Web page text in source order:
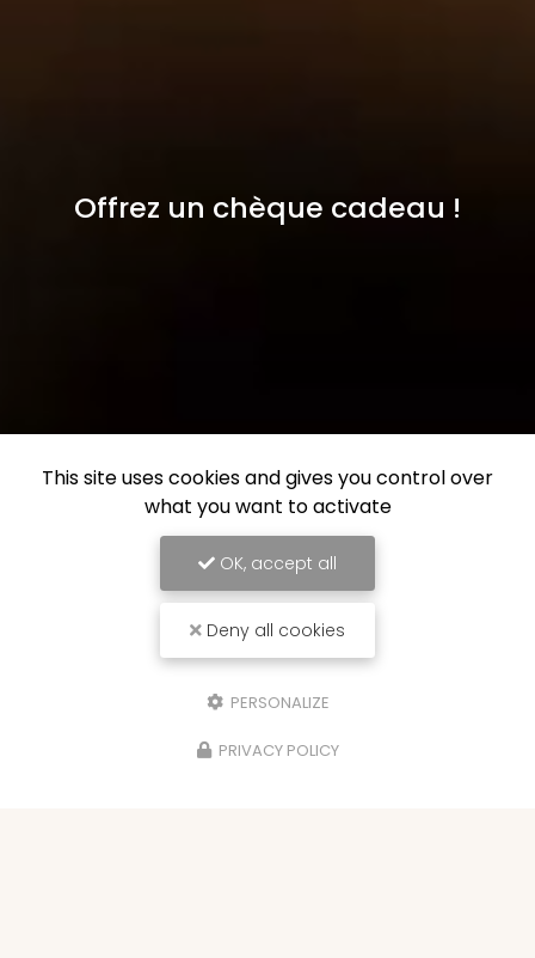
Offrez un chèque cadeau !
This site uses cookies and gives you control over
what you want to activate
OK, accept all
Deny all cookies
PERSONALIZE
PRIVACY POLICY